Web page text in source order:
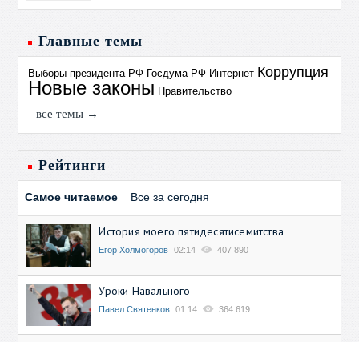
Главные темы
Выборы президента РФ Госдума РФ Интернет Коррупция
Новые законы Правительство
все темы →
Рейтинги
Самое читаемое Все за сегодня
История моего пятидесятисемитства
Егор Холмогоров 02:14 407 890
Уроки Навального
Павел Святенков 01:14 364 619